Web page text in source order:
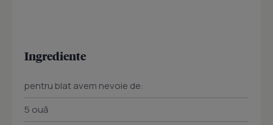
Ingrediente
pentru blat avem nevoie de:
5 ouă